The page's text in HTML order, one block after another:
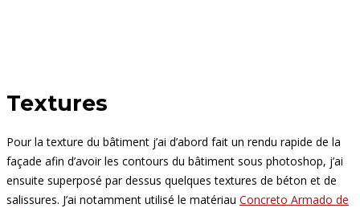
Textures
Pour la texture du bâtiment j’ai d’abord fait un rendu rapide de la
façade afin d’avoir les contours du bâtiment sous photoshop, j’ai
ensuite superposé par dessus quelques textures de béton et de
salissures. J’ai notamment utilisé le matériau Concreto Armado de